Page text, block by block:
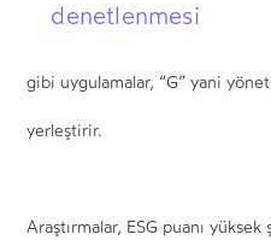
denetlenmesi
gibi uygulamalar, “G” yani
yerleştirir.
Araştırmalar, ESG puanı